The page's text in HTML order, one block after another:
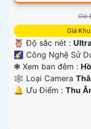
Giá
Giá
🦉 Độ sắc nét :
🌠 Công Nghệ Sử
❃ Xem ban đêm :
🕸️ Loại Camera
️🔔 Ưu Điểm : Thu